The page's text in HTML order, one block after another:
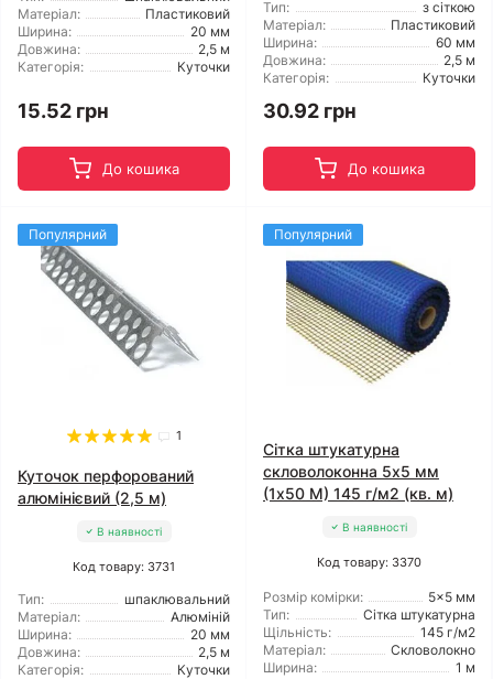
Матеріал:
Пластиковий
Ширина:
20 мм
Довжина:
2,5 м
Категорія:
Куточки
15.52 грн
До кошика
Тип:
з сіткою
Матеріал:
Пластиковий
Ширина:
60 мм
Довжина:
2,5 м
Категорія:
Куточки
30.92 грн
До кошика
Популярний
1
Куточок перфорований
алюмінієвий (2,5 м)
В наявності
Код товару: 3731
Тип:
шпаклювальний
Матеріал:
Алюміній
Ширина:
20 мм
Довжина:
2,5 м
Категорія:
Куточки
Популярний
Сітка штукатурна
скловолоконна 5x5 мм
(1x50 М) 145 г/м2 (кв. м)
В наявності
Код товару: 3370
Розмір комірки:
5x5 мм
Тип:
Сітка штукатурна
Щільність:
145 г/м2
Матеріал:
Скловолокно
Ширина:
1 м